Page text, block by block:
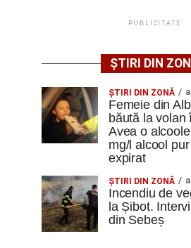
PUBLICITATE
ȘTIRI DIN
ŞTIRI DIN ZONĂ
Femeie din
băută la volan
Avea o
mg/l alcool pur
expirat
ŞTIRI DIN ZONĂ
Incendiu de
la Șibot.
din Sebeș